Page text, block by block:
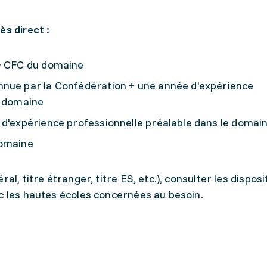
direct :
du domaine
par la Confédération + une année d'expérience
professionnelle préalable dans le
titre étranger, titre ES, etc.), consulter les
hautes écoles concernées au besoin.